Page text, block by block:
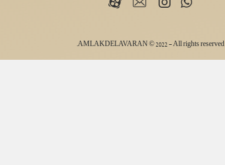
AMLAKDELAVARAN © 2022 - All rights reserved.